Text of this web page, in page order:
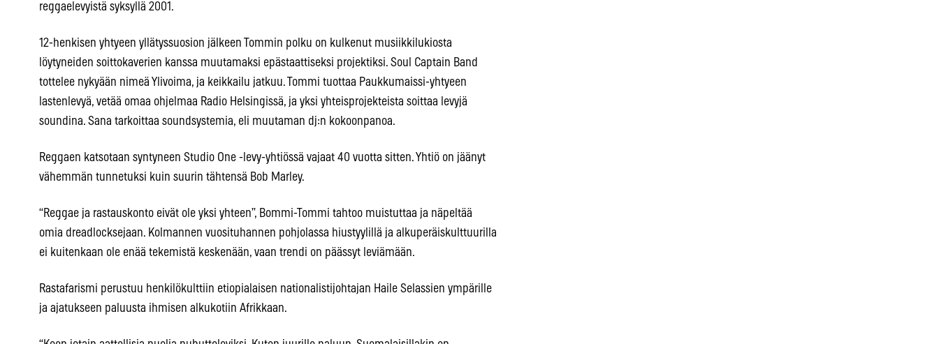
reggaelevyistä syksyllä 2001.
12-henkisen yhtyeen yllätyssuosion jälkeen Tommin polku on kulkenut musiikkilukiosta
löytyneiden soittokaverien kanssa muutamaksi epästaattiseksi projektiksi. Soul Captain Band
tottelee nykyään nimeä Ylivoima, ja keikkailu jatkuu. Tommi tuottaa Paukkumaissi-yhtyeen
lastenlevyä, vetää omaa ohjelmaa Radio Helsingissä, ja yksi yhteisprojekteista soittaa levyjä
soundina. Sana tarkoittaa soundsystemia, eli muutaman dj:n kokoonpanoa.
Reggaen katsotaan syntyneen Studio One -levy-yhtiössä vajaat 40 vuotta sitten. Yhtiö on jäänyt
vähemmän tunnetuksi kuin suurin tähtensä Bob Marley.
“Reggae ja rastauskonto eivät ole yksi yhteen”, Bommi-Tommi tahtoo muistuttaa ja näpeltää
omia dreadlocksejaan. Kolmannen vuosituhannen pohjolassa hiustyylillä ja alkuperäiskulttuurilla
ei kuitenkaan ole enää tekemistä keskenään, vaan trendi on päässyt leviämään.
Rastafarismi perustuu henkilökulttiin etiopialaisen nationalistijohtajan Haile Selassien ympärille
ja ajatukseen paluusta ihmisen alkukotiin Afrikkaan.